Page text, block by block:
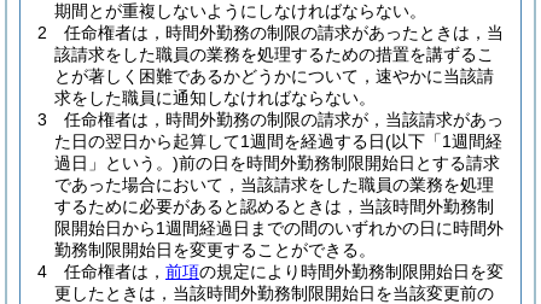
期間とが重複しないようにしなければならない。
2
任命権者は，時間外勤務の制限の請求があったときは，当
該請求をした職員の業務を処理するための措置を講ずるこ
とが著しく困難であるかどうかについて，速やかに当該請
求をした職員に通知しなければならない。
3
任命権者は，時間外勤務の制限の請求が，当該請求があっ
た日の翌日から起算して1週間を経過する日(以下「1週間経
過日」という。)前の日を時間外勤務制限開始日とする請求
であった場合において，当該請求をした職員の業務を処理
するために必要があると認めるときは，当該時間外勤務制
限開始日から1週間経過日までの間のいずれかの日に時間外
勤務制限開始日を変更することができる。
4
任命権者は， 前項の規定により時間外勤務制限開始日を変
更したときは，当該時間外勤務制限開始日を当該変更前の